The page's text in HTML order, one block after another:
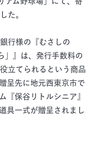
た。
行様の『むさしの
」』は、発行手数料の
立てられるという商品
呈先に地元西東京市で
『保谷リトルシニア』
具一式が贈呈されまし